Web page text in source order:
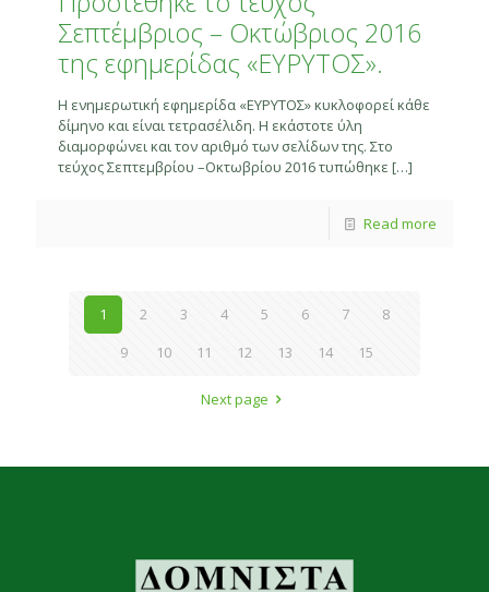
Σεπτέμβριος – Οκτώβριος 2016
της εφημερίδας «ΕΥΡΥΤΟΣ».
Η ενημερωτική εφημερίδα «ΕΥΡΥΤΟΣ» κυκλοφορεί κάθε
δίμηνο και είναι τετρασέλιδη. Η εκάστοτε ύλη
διαμορφώνει και τον αριθμό των σελίδων της. Στο
τεύχος Σεπτεμβρίου –Οκτωβρίου 2016 τυπώθηκε […]
Read more
1 2 3 4 5 6 7
8
9
10 11 12 13 14 15
Next page